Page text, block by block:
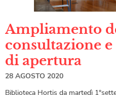
Ampliamento
consultazione
di apertura
28 AGOSTO 2020
Biblioteca Hortis da martedì